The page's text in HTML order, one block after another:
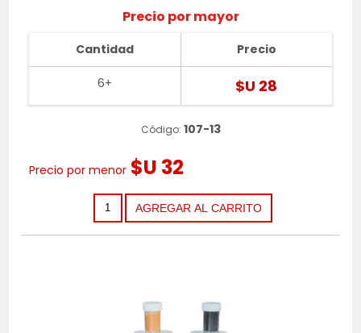
Precio por mayor
Cantidad
6+
Precio
$U 28
Código: 107-13
Precio por menor $U 32